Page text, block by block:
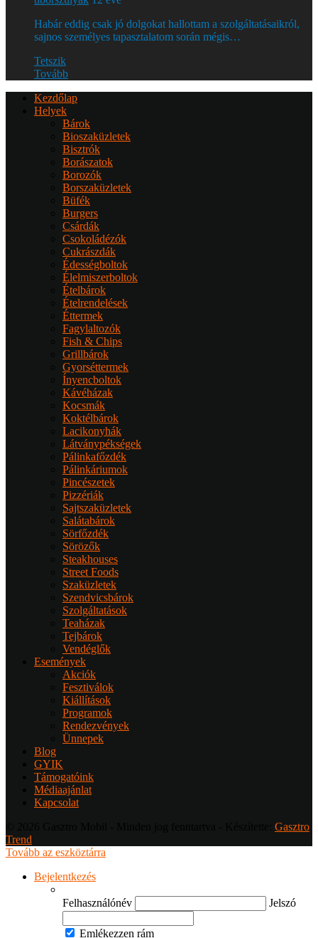
Habár eddig csak jó dolgokat hallottam a szolgáltatásaikról,
sajnos személyes tapasztalatom során mégis…
Tetszik
Tovább
Kezdőlap
Helyek
Bárok
Bioszaküzletek
Bisztrók
Borászatok
Borozók
Borszaküzletek
Büfék
Burgers
Csárdák
Csokoládézók
Cukrászdák
Édességboltok
Élelmiszerboltok
Ételbárok
Ételrendelések
Éttermek
Fagylaltozók
Fish & Chips
Grillbárok
Gyorséttermek
Ínyencboltok
Kávéházak
Kocsmák
Koktélbárok
Lacikonyhák
Látványpékségek
Pálinkafőzdék
Pálinkáriumok
Pincészetek
Pizzériák
Sajtszaküzletek
Salátabárok
Sörfőzdék
Sörözők
Steakhouses
Street Foods
Szaküzletek
Szendvicsbárok
Szolgáltatások
Teaházak
Tejbárok
Vendéglők
Események
Akciók
Fesztiválok
Kiállítások
Programok
Rendezvények
Ünnepek
Blog
GYIK
Támogatóink
Médiaajánlat
Kapcsolat
Gasztro
Trend
Tovább az eszköztárra
Bejelentkezés
Felhasználónév Jelszó
Emlékezzen rám